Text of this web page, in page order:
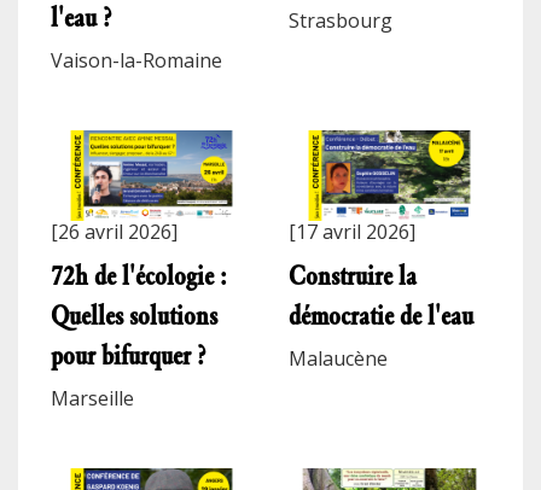
l'eau ?
Vaison-la-Romaine
Strasbourg
[26 avril 2026]
72h de l'écologie :
Quelles solutions
pour bifurquer ?
Marseille
[17 avril 2026]
Construire la
démocratie de l'eau
Malaucène